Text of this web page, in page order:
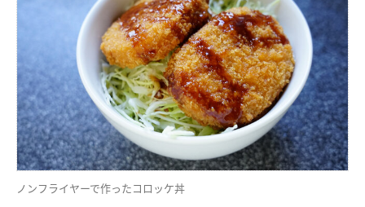
ノンフライヤーで作ったコロッケ丼